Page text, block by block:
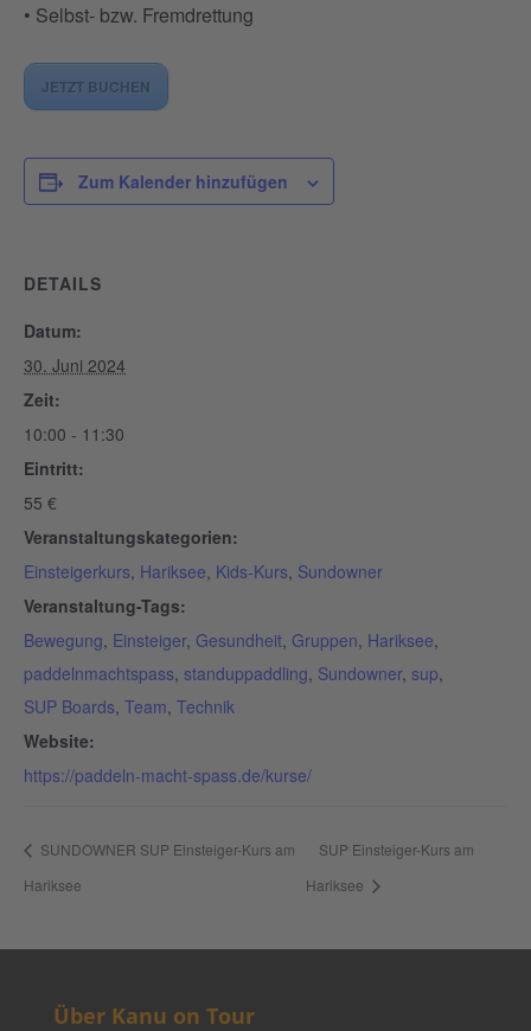
• Selbst- bzw. Fremdrettung
JETZT BUCHEN
Zum Kalender hinzufügen
DETAILS
Datum:
30. Juni 2024
Zeit:
10:00 - 11:30
Eintritt:
55 €
Veranstaltungskategorien:
Einsteigerkurs, Hariksee, Kids-Kurs, Sundowner
Veranstaltung-Tags:
Bewegung, Einsteiger, Gesundheit, Gruppen, Hariksee,
paddelnmachtspass, standuppaddling, Sundowner, sup,
SUP Boards, Team, Technik
Website:
https://paddeln-macht-spass.de/kurse/
SUNDOWNER SUP Einsteiger-Kurs am
Hariksee
SUP Einsteiger-Kurs am
Hariksee
Über Kanu on Tour